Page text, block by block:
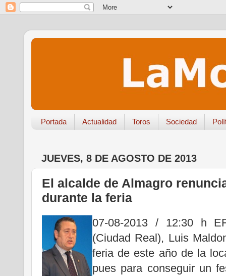
Portada Actualidad Toros Sociedad
JUEVES, 8 DE AGOSTO DE 2013
El alcalde de Almagro
durante la feria
07-08-2013 / 12:30 h
(Ciudad Real), Luis
feria de este año de la
pues para conseguir un